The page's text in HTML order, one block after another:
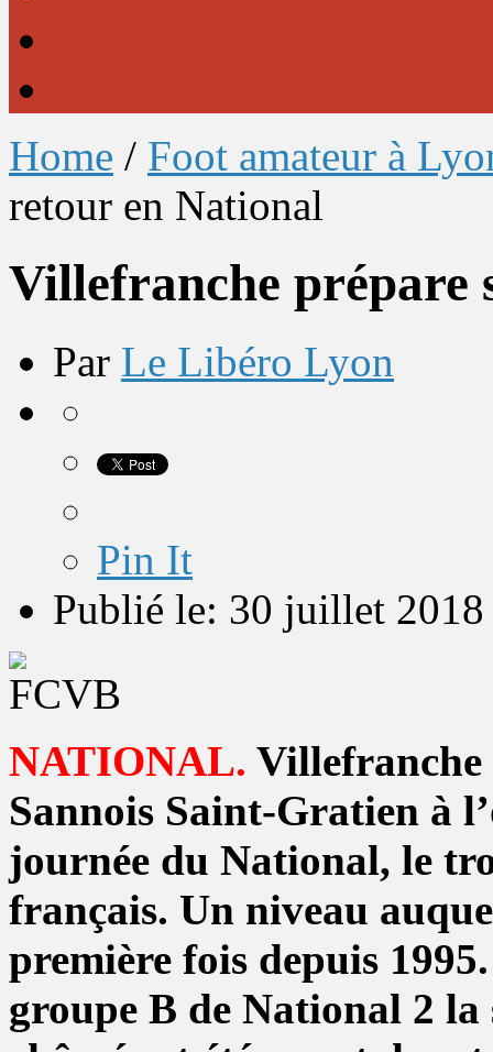
Home / Foot amateur à
retour en National
Villefranche prépare
Par Le Libéro Lyon
Pin It
Publié le: 30 juillet 2018
NATIONAL. Villefranche
Sannois Saint-Gratien à
journée du National, le
français. Un niveau
première fois depuis
groupe B de National 2 la